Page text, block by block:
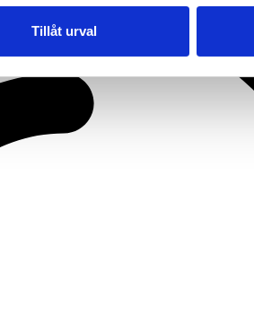
Tillåt urval